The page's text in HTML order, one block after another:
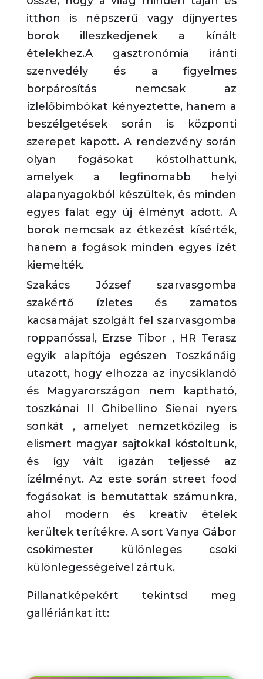
itthon is népszerű vagy díjnyertes
borok illeszkedjenek a kínált
ételekhez.A gasztronómia iránti
szenvedély és a figyelmes
borpárosítás nemcsak az
ízlelőbimbókat kényeztette, hanem a
beszélgetések során is központi
szerepet kapott. A rendezvény során
olyan fogásokat kóstolhattunk,
amelyek a legfinomabb helyi
alapanyagokból készültek, és minden
egyes falat egy új élményt adott. A
borok nemcsak az étkezést kísérték,
hanem a fogások minden egyes ízét
kiemelték.
Szakács József szarvasgomba
szakértő ízletes és zamatos
kacsamájat szolgált fel szarvasgomba
roppanóssal, Erzse Tibor , HR Terasz
egyik alapítója egészen Toszkánáig
utazott, hogy elhozza az ínycsiklandó
és Magyarországon nem kaptható,
toszkánai Il Ghibellino Sienai nyers
sonkát , amelyet nemzetközileg is
elismert magyar sajtokkal kóstoltunk,
és így vált igazán teljessé az
ízélményt. Az este során street food
fogásokat is bemutattak számunkra,
ahol modern és kreatív ételek
kerültek terítékre. A sort Vanya Gábor
csokimester különleges csoki
különlegességeivel zártuk.
Pillanatképekért tekintsd meg
gallériánkat itt: